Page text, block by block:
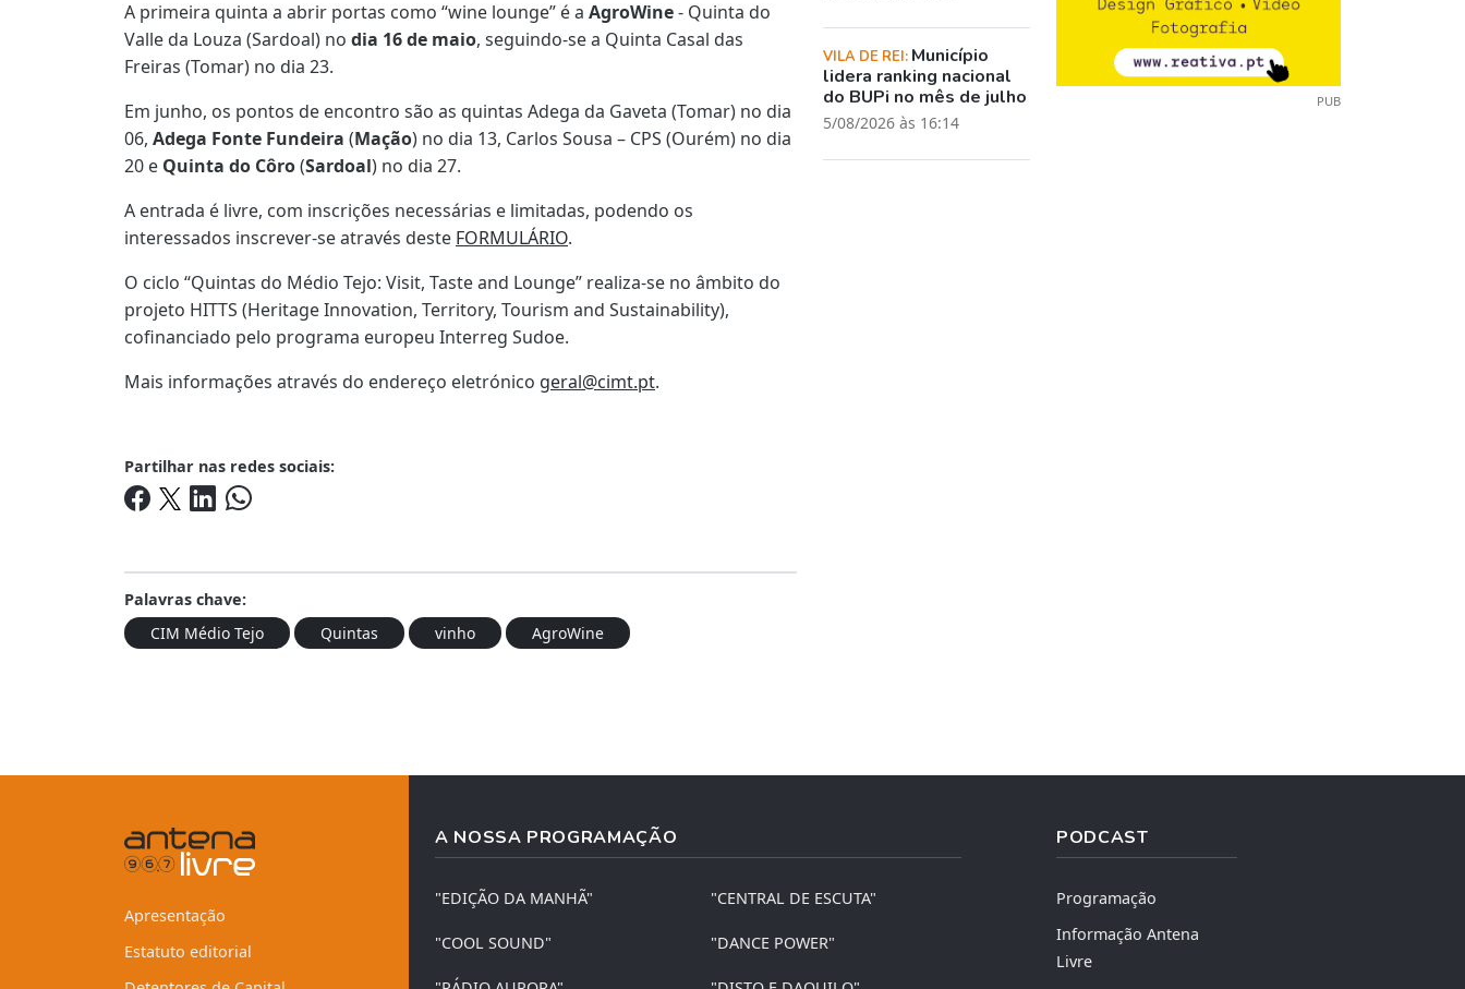
A primeira quinta a abrir portas como “wine lounge” é a AgroWine- Quinta do
Valle da Louza (Sardoal) no dia 16 de maio, seguindo-se a Quinta Casal das
Freiras (Tomar) no dia 23.
Em junho, os pontos de encontro são as quintas Adega da Gaveta (Tomar) no dia
06, Adega Fonte Fundeira (Mação) no dia 13, Carlos Sousa – CPS (Ourém) no dia
20 e Quinta do Côro(Sardoal) no dia 27.
A entrada é livre, com inscrições necessárias e limitadas, podendo os
interessados inscrever-se através deste FORMULÁRIO.
O ciclo “Quintas do Médio Tejo: Visit, Taste and Lounge” realiza-se no âmbito do
projeto HITTS (Heritage Innovation, Territory, Tourism and Sustainability),
cofinanciado pelo programa europeu Interreg Sudoe.
Mais informações através do endereço eletrónico geral@cimt.pt.
Partilhar nas redes sociais:
Palavras chave:
CIM Médio Tejo
Quintas vinho AgroWine
VILA DE REI: Município
lidera ranking nacional
do BUPi no mês de julho
5/08/2026 às 16:14
PUB
Apresentação
Estatuto editorial
A NOSSA PROGRAMAÇÃO
"EDIÇÃO DA MANHÃ" "CENTRAL DE ESCUTA"
"COOL SOUND" "DANCE POWER"
PODCAST
Programação
Informação Antena
Livre